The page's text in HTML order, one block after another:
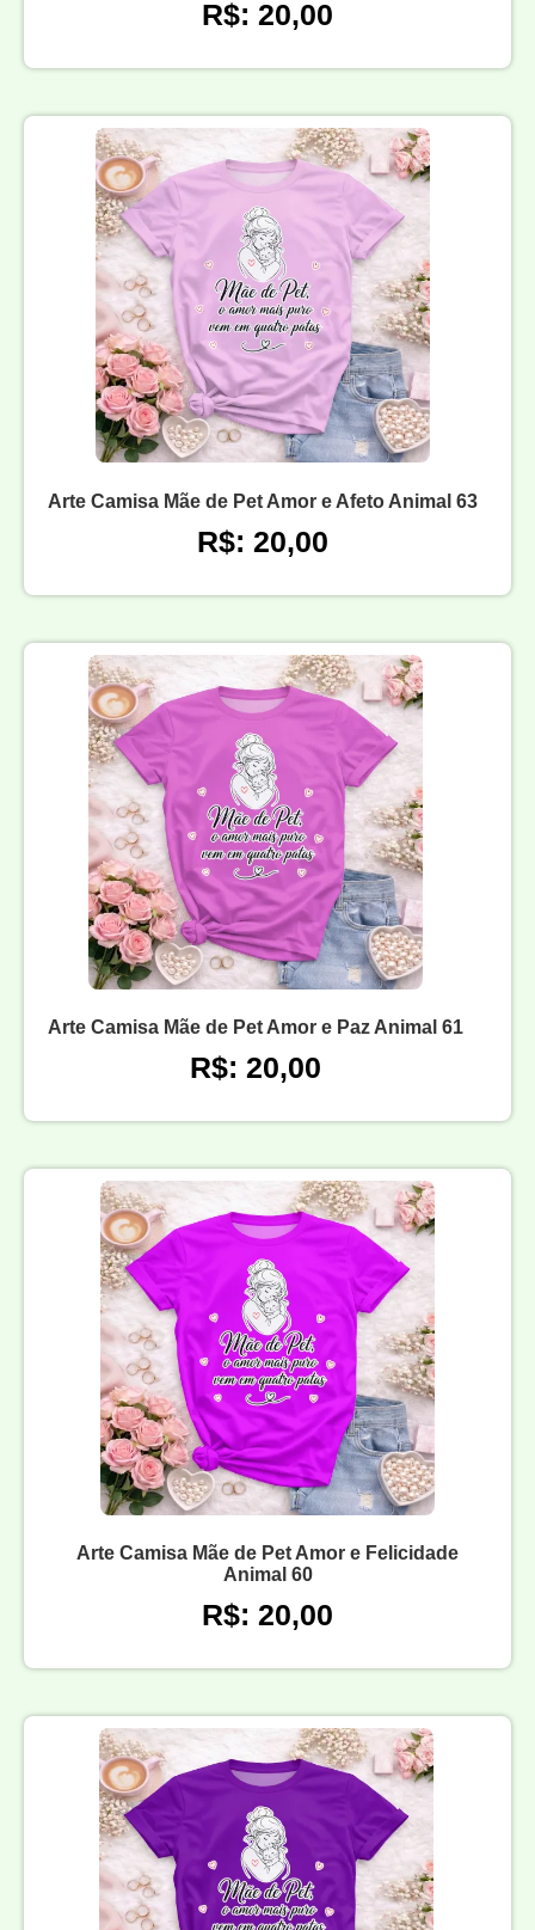
R$: 20,00
Arte Camisa Mãe de Pet Amor e Afeto Animal 63
R$: 20,00
Arte Camisa Mãe de Pet Amor e Paz Animal 61
R$: 20,00
Arte Camisa Mãe de Pet Amor e Felicidade
Animal 60
R$: 20,00